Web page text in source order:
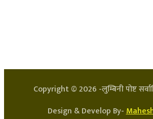
Copyright ©2026 -लुम्बिनी पोष्ट
Design & Develop By-